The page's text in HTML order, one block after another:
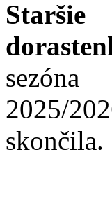
Staršie
sezóna
2025/
skončila.